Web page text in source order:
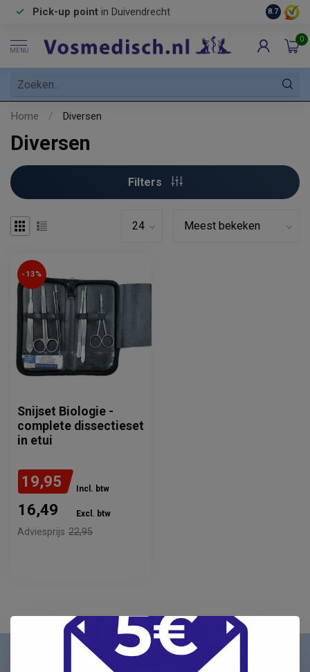
Pick-up point in Duivendrecht 8.7
MENU
0
Home / Diversen
Diversen
Filters
-13%
Snijset Biologie -
complete dissectieset
in etui
19,95 Incl. btw
16,49 Excl. btw
Adviesprijs 22,95